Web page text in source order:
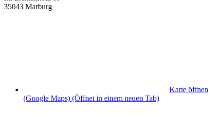
35043 Marburg
Karte öffnen
(Google Maps) (Öffnet in einem neuen Tab)